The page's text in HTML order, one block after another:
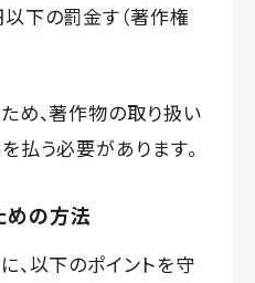
下の罰金す（著作権
め、著作物の取り扱い
払う必要があります。
めの方法
、以下のポイントを守